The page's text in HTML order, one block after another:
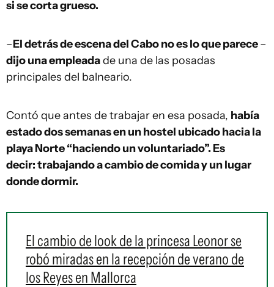
si se corta grueso.
–El detrás de escena del Cabo no es lo que parece–
dijo una empleadade una de las posadas
principales del balneario.
Contó que antes de trabajar en esa posada, había
estado dos semanas en un hostel ubicado hacia la
playa Norte “haciendo un voluntariado”. Es
decir: trabajando a cambio de comida y un lugar
donde dormir.
El cambio de look de la princesa Leonor se
robó miradas en la recepción de verano de
los Reyes en Mallorca